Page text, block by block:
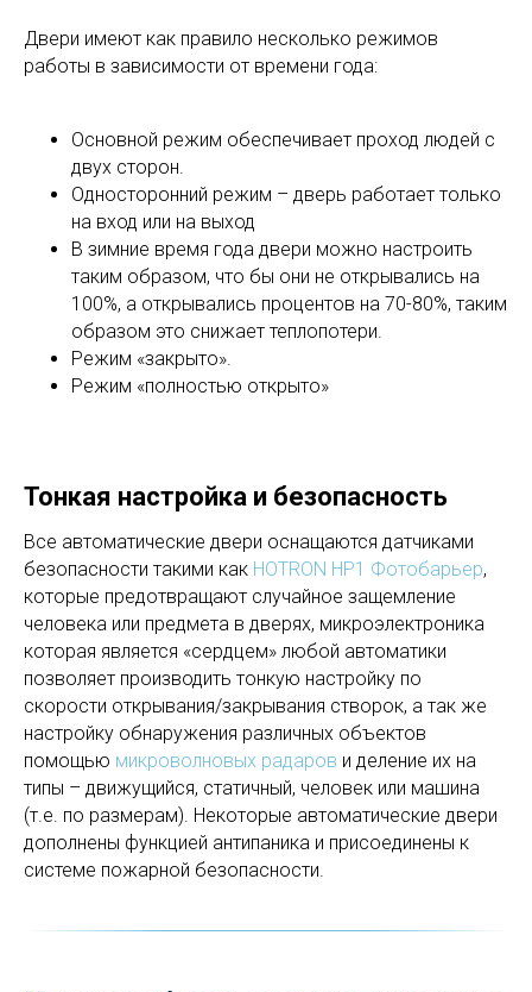
Двери имеют как правило несколько режимов
работы в зависимости от времени года:
Основной режим обеспечивает проход людей с
двух сторон.
Односторонний режим – дверь работает только
на вход или на выход
В зимние время года двери можно настроить
таким образом, что бы они не открывались на
100%, а открывались процентов на 70-80%, таким
образом это снижает теплопотери.
Режим «закрыто».
Режим «полностью открыто»
Тонкая настройка и безопасность
Все автоматические двери оснащаются датчиками
безопасности такими как HOTRON HP1 Фотобарьер,
которые предотвращают случайное защемление
человека или предмета в дверях, микроэлектроника
которая является «сердцем» любой автоматики
позволяет производить тонкую настройку по
скорости открывания/закрывания створок, а так же
настройку обнаружения различных объектов
помощью микроволновых радаров и деление их на
типы – движущийся, статичный, человек или машина
(т.е. по размерам). Некоторые автоматические двери
дополнены функцией антипаника и присоединены к
системе пожарной безопасности.